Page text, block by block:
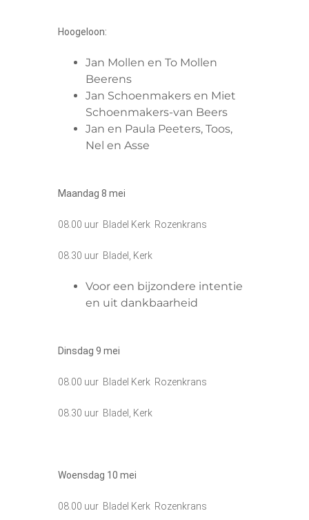
Hoogeloon:
Jan Mollen en To Mollen
Beerens
Jan Schoenmakers en Miet
Schoenmakers-van Beers
Jan en Paula Peeters, Toos,
Nel en Asse
Maandag 8 mei
08.00 uur Bladel Kerk Rozenkrans
08.30 uur Bladel, Kerk
Voor een bijzondere intentie
en uit dankbaarheid
Dinsdag 9 mei
08.00 uur Bladel Kerk Rozenkrans
08.30 uur Bladel, Kerk
Woensdag 10 mei
08.00 uur Bladel Kerk Rozenkrans